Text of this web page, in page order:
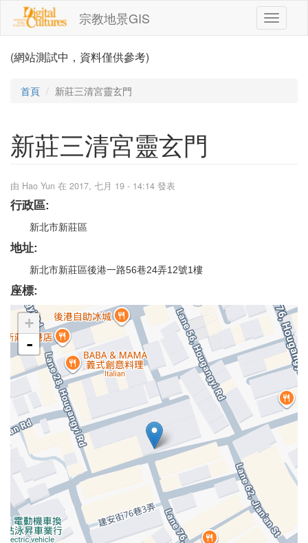
移至主內容
宗教地景GIS
Toggle
(網站測試中，資料僅供參考)
首頁 新莊三清宮靈玄門
新莊三清宮靈玄門
由 Hao Yun 在 2017, 七月 19 - 14:14 發表
行政區:
新北市新莊區
地址:
新北市新莊區後港一路56巷24弄12號1樓
座標:
+
-